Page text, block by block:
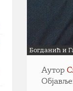
Богданић и
Аутор